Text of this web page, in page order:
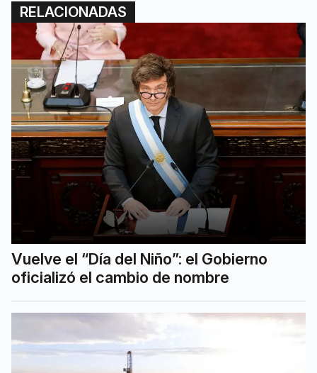
RELACIONADAS
Vuelve el “Día del Niño”: el Gobierno
oficializó el cambio de nombre